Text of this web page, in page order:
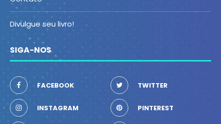
Divulgue seu livro!
SIGA-NOS
FACEBOOK TWITTER
INSTAGRAM PINTEREST